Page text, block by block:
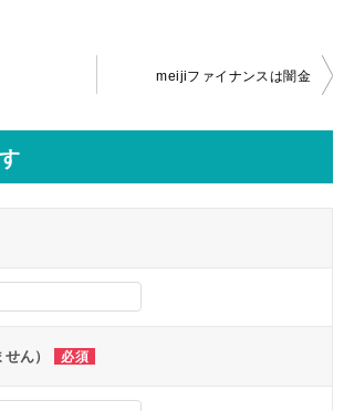
meijiファイナンスは闇金
せん） 必須